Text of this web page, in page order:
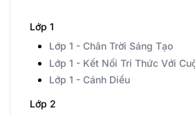
Lớp 1
Lớp 1 - Chân Trời Sáng Tạo
Lớp 1 - Kết Nối Tri Thức Với
Lớp 1 - Cánh Diều
Lớp 2